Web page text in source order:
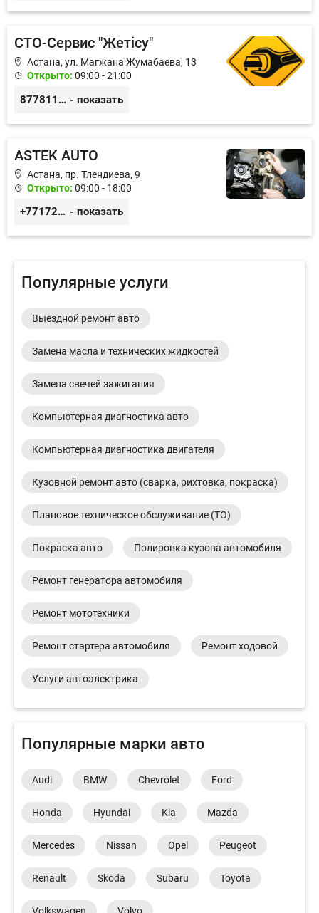
СТО-Сервис "Жетiсу"
Астана, ул. Магжана Жумабаева, 13
Открыто: 09:00 - 21:00
87781117885 - показать
ASTEK AUTO
Астана, пр. Тлендиева, 9
Открыто: 09:00 - 18:00
+77172944444 - показать
Популярные услуги
Выездной ремонт авто
Замена масла и технических жидкостей
Замена свечей зажигания
Компьютерная диагностика авто
Компьютерная диагностика двигателя
Кузовной ремонт авто (сварка, рихтовка, покраска)
Плановое техническое обслуживание (ТО)
Покраска авто Полировка кузова автомобиля
Ремонт генератора автомобиля
Ремонт мототехники
Ремонт стартера автомобиля Ремонт ходовой
Услуги автоэлектрика
Популярные марки авто
Audi BMW Chevrolet Ford
Honda Hyundai Kia Mazda
Mercedes Nissan Opel Peugeot
Renault Skoda Subaru Toyota